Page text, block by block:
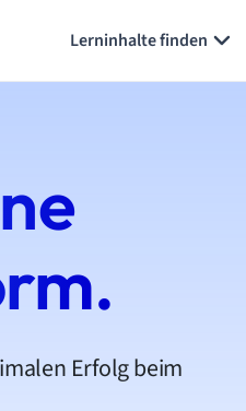
Lerninhalte finden
Erfolg beim